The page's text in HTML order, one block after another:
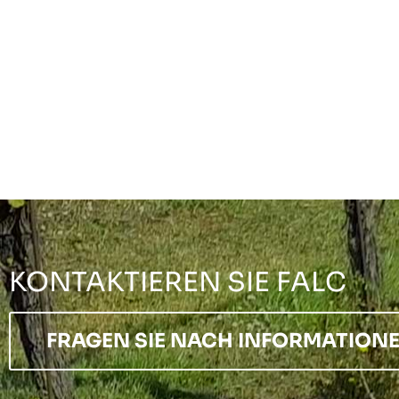
KONTAKTIEREN SIE FALC
FRAGEN SIE NACH